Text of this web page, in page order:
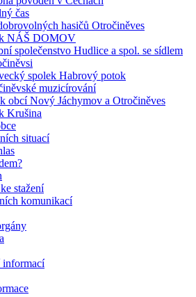
čas
hasičů Otročiněves
NÁŠ DOMOV
společenstvo Hudlice a spol. se sídlem
spolek Habrový potok
muzicírování
obcí Nový Jáchymov a Otročiněves
Krušina
situací
stažení
komunikací
informací